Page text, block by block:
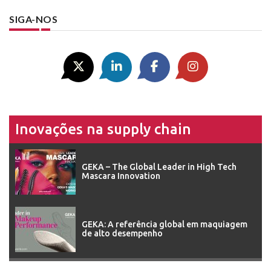
SIGA-NOS
Inovações na supply chain
GEKA – The Global Leader in High Tech
Mascara Innovation
GEKA: A referência global em maquiagem
de alto desempenho